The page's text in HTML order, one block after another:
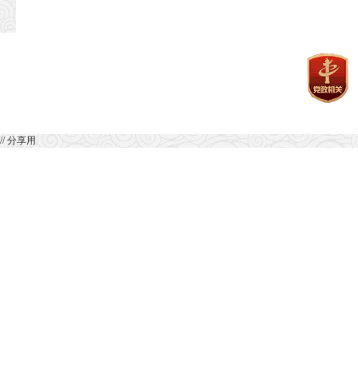
// 分享用